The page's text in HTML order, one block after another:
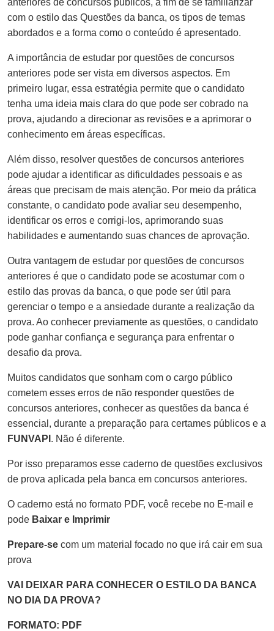
anteriores de concursos públicos, a fim de se familiarizar
com o estilo das Questões da banca, os tipos de temas
abordados e a forma como o conteúdo é apresentado.
A importância de estudar por questões de concursos
anteriores pode ser vista em diversos aspectos. Em
primeiro lugar, essa estratégia permite que o candidato
tenha uma ideia mais clara do que pode ser cobrado na
prova, ajudando a direcionar as revisões e a aprimorar o
conhecimento em áreas específicas.
Além disso, resolver questões de concursos anteriores
pode ajudar a identificar as dificuldades pessoais e as
áreas que precisam de mais atenção. Por meio da prática
constante, o candidato pode avaliar seu desempenho,
identificar os erros e corrigi-los, aprimorando suas
habilidades e aumentando suas chances de aprovação.
Outra vantagem de estudar por questões de concursos
anteriores é que o candidato pode se acostumar com o
estilo das provas da banca, o que pode ser útil para
gerenciar o tempo e a ansiedade durante a realização da
prova. Ao conhecer previamente as questões, o candidato
pode ganhar confiança e segurança para enfrentar o
desafio da prova.
Muitos candidatos que sonham com o cargo público
cometem esses erros de não responder questões de
concursos anteriores, conhecer as questões da banca é
essencial, durante a preparação para certames públicos e a
FUNVAPI . Não é diferente.
Por isso preparamos esse caderno de questões exclusivos
de prova aplicada pela banca em concursos anteriores.
O caderno está no formato PDF, você recebe no E-mail e
pode Baixar e Imprimir
Prepare-se com um material focado no que irá cair em sua
prova
VAI DEIXAR PARA CONHECER O ESTILO DA BANCA
NO DIA DA PROVA?
FORMATO: PDF